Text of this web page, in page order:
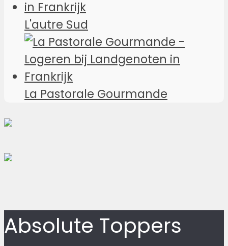
L'autre Sud
La Pastorale Gourmande
Absolute Toppers